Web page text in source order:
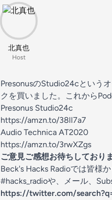
北真也
Host
PresonusのStudio24cという
クを買いました。これから
Presonus Studio24c
https://amzn.to/38ll7a7
Audio Technica AT2020
https://amzn.to/3rwXZgs
ご意見ご感想お待ちしており
Beck's Hacks Radioでは皆様
#hacks_radioや、メール、
https://twitter.com/